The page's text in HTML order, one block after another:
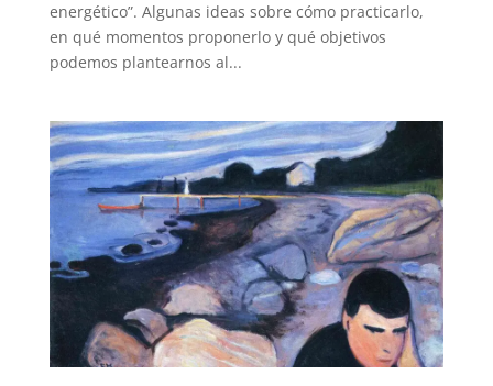
energético”. Algunas ideas sobre cómo practicarlo,
en qué momentos proponerlo y qué objetivos
podemos plantearnos al...